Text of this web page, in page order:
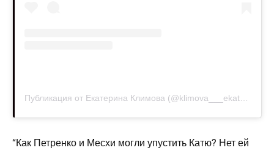
“Как Петренко и Месхи могли упустить Катю? Нет ей